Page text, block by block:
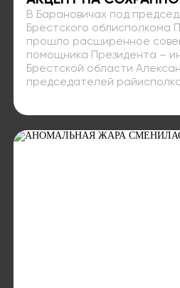
В Барановичах под
Брестского облисполкома
прошло расширенное
помощника Президента –
Брестской области
председателей